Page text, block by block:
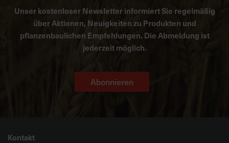
Unser kostenloser Newsletter informiert Sie regelmäßig
über Aktionen, Neuigkeiten zu Produkten und
pflanzenbaulichen Empfehlungen. Die Abmeldung ist
jederzeit möglich.
Abonnieren
Kontakt